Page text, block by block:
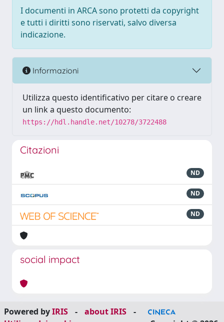
I documenti in ARCA sono protetti da copyright
e tutti i diritti sono riservati, salvo diversa
indicazione.
Informazioni
Utilizza questo identificativo per citare o creare
un link a questo documento:
https://hdl.handle.net/10278/3722488
Citazioni
ND
ND
ND
social impact
Powered byIRIS - about IRIS
-